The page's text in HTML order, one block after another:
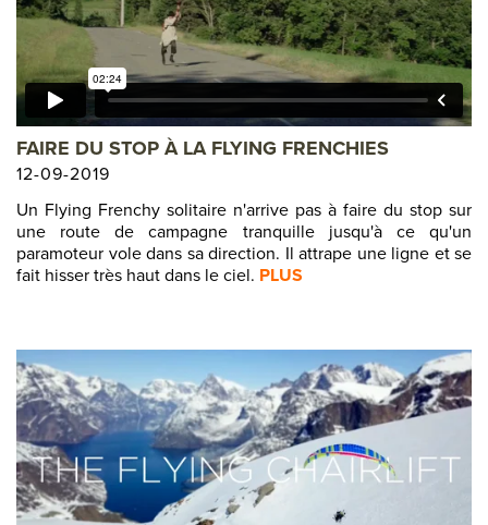
FAIRE DU STOP À LA FLYING FRENCHIES
12-09-2019
Un Flying Frenchy solitaire n'arrive pas à faire du stop sur
une route de campagne tranquille jusqu'à ce qu'un
paramoteur vole dans sa direction. Il attrape une ligne et se
fait hisser très haut dans le ciel. PLUS